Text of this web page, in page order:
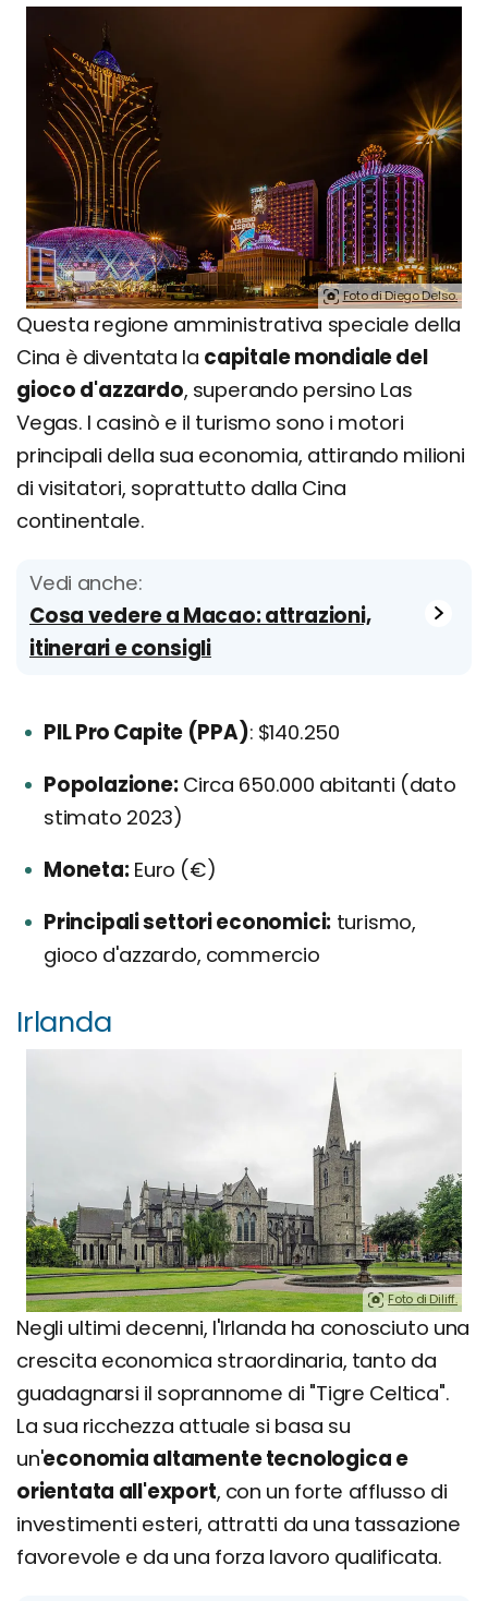
Foto di Diego Delso.
Questa regione amministrativa speciale della
Cina è diventata la capitale mondiale del
gioco d'azzardo, superando persino Las
Vegas. I casinò e il turismo sono i motori
principali della sua economia, attirando milioni
di visitatori, soprattutto dalla Cina
continentale.
Vedi anche:
Cosa vedere a Macao: attrazioni,
itinerari e consigli
PIL Pro Capite (PPA): $140.250
Popolazione:Circa 650.000 abitanti (dato
stimato 2023)
Moneta:Euro (€)
Principali settori economici: turismo,
gioco d'azzardo, commercio
Irlanda
Foto di Diliff.
Negli ultimi decenni, l'Irlanda ha conosciuto una
crescita economica straordinaria, tanto da
guadagnarsi il soprannome di "Tigre Celtica".
La sua ricchezza attuale si basa su
un'economia altamente tecnologica e
orientata all'export, con un forte afflusso di
investimenti esteri, attratti da una tassazione
favorevole e da una forza lavoro qualificata.